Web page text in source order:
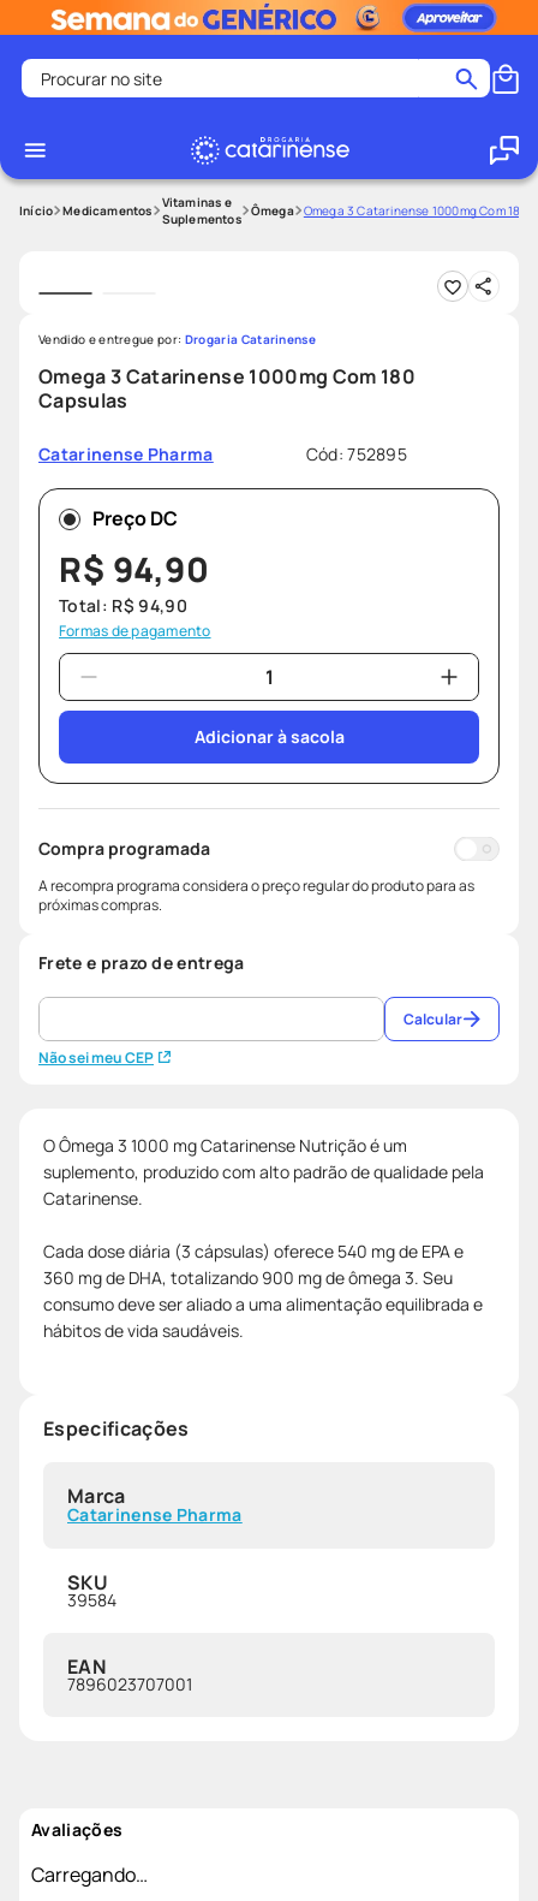
Procurar no site
1
2 º
medley
7º
ozivy
10
º teste gravidez
Medicamentos
Vitaminas e
Suplementos Ômega Omega 3 Catarinense 1000mg Com 180
Omega 3 Catarinense 1000mg Com 180
Capsulas
Catarinense Pharma Cód:752895
Vendido e entregue por: Drogaria Catarinense
Preço DC
R$ 94,90
Total: R$ 94,90
Formas de pagamento
Adicionar à sacola
Compra programada
A recompra programa considera o preço regular do produto para as
próximas compras.
Frete e prazo de entrega
Não sei meu CEP
Calcular
O Ômega 3 1000 mg Catarinense Nutrição é um
suplemento, produzido com alto padrão de qualidade pela
Catarinense.
Cada dose diária (3 cápsulas) oferece 540 mg de EPA e
360 mg de DHA, totalizando 900 mg de ômega 3. Seu
consumo deve ser aliado a uma alimentação equilibrada e
hábitos de vida saudáveis.
Especificações
Marca
Catarinense Pharma
SKU
39584
EAN
7896023707001
Avaliações
Carregando…